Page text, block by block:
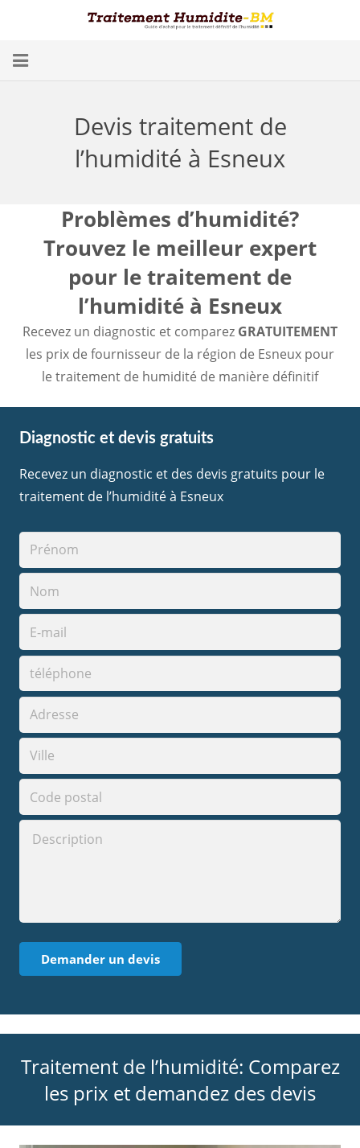
Conséquences
Humidité dans les Caves
Trouver un spécialiste
Diagnostic gratuit
Devis traitement de
l’humidité à Esneux
Problèmes d’humidité?
Trouvez le meilleur expert
pour le traitement de
l’humidité à Esneux
Recevez un diagnostic et comparez GRATUITEMENT
les prix de fournisseur de la région de Esneux pour
le traitement de humidité de manière définitif
Diagnostic et devis gratuits
Recevez un diagnostic et des devis gratuits pour le
traitement de l’humidité à Esneux
Traitement de l’humidité: Comparez
les prix et demandez des devis